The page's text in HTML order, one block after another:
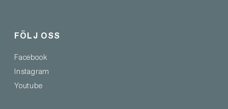
FÖLJ OSS
Facebook
Instagram
Youtube